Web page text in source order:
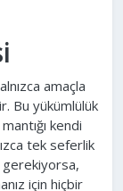
amaçla
Bu yükümlülük
kendi
tek seferlik
gerekiyorsa,
için hiçbir